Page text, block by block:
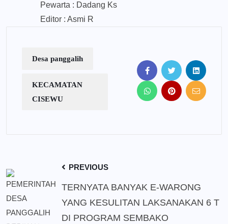
Pewarta : Dadang Ks
Editor : Asmi R
Desa panggalih
KECAMATAN
CISEWU
PREVIOUS
TERNYATA BANYAK E-WARONG
YANG KESULITAN LAKSANAKAN 6 T
DI PROGRAM SEMBAKO